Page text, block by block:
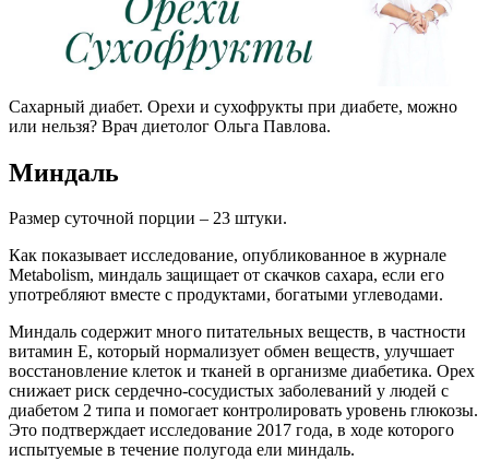
Сахарный диабет. Орехи и сухофрукты при диабете, можно
или нельзя? Врач диетолог Ольга Павлова.
Миндаль
Размер суточной порции – 23 штуки.
Как показывает исследование, опубликованное в журнале
Metabolism, миндаль защищает от скачков сахара, если его
употребляют вместе с продуктами, богатыми углеводами.
Миндаль содержит много питательных веществ, в частности
витамин Е, который нормализует обмен веществ, улучшает
восстановление клеток и тканей в организме диабетика. Орех
снижает риск сердечно-сосудистых заболеваний у людей с
диабетом 2 типа и помогает контролировать уровень глюкозы.
Это подтверждает исследование 2017 года, в ходе которого
испытуемые в течение полугода ели миндаль.